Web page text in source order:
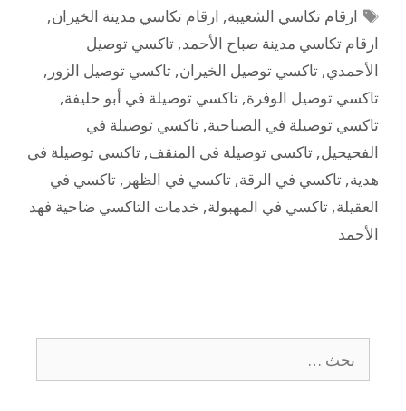
ارقام تكاسي الشعيبة, ارقام تكاسي مدينة الخيران,
ارقام تكاسي مدينة صباح الأحمد, تاكسي توصيل
الأحمدي, تاكسي توصيل الخيران, تاكسي توصيل الزور ,
تاكسي توصيل الوفرة, تاكسي توصيلة في أبو حليفة,
تاكسي توصيلة في الصباحية, تاكسي توصيلة في
الفحيحيل, تاكسي توصيلة في المنقف, تاكسي توصيلة في
هدية, تاكسي في الرقة, تاكسي في الظهر , تاكسي في
العقيلة, تاكسي في المهبولة, خدمات التاكسي ضاحية فهد
الأحمد